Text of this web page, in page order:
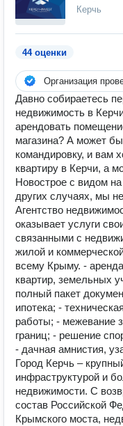
Керчь
44 оценки
Организация
Давно собираетесь
недвижимость в
арендовать
магазина? А может
командировку, и вам
квартиру в Керчи, а
Новострое с видом
других случаях, мы
Агентство
оказывает услуги
связанными с
жилой и
всему Крыму. -
квартир, земельных
полный пакет
ипотека; -
работы; - межевание
границ; - решение
- дачная амнистия,
Город Керчь –
инфраструктурой и
недвижимости. С
состав Российской
Крымского моста,